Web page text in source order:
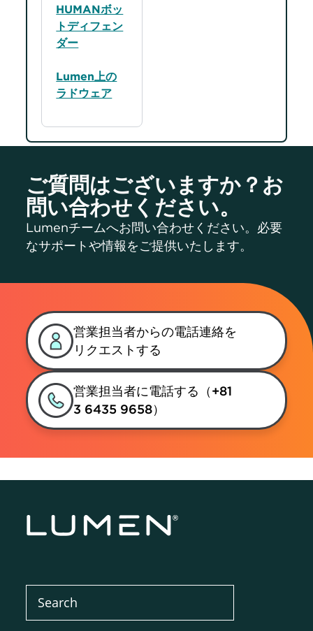
HUMANボッ
トディフェン
ダー
Lumen上の
ラドウェア
ご質問はございますか？お
問い合わせください。
Lumenチームへお問い合わせください。必要
なサポートや情報をご提供いたします。
営業担当者からの電話連絡を
リクエストする
営業担当者に電話する（+81
3 6435 9658）